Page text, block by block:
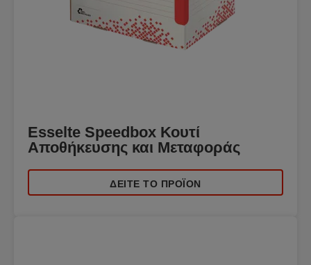
Esselte Speedbox Κουτί
Αποθήκευσης και Μεταφοράς
ΔΕΊΤΕ ΤΟ ΠΡΟΪΌΝ